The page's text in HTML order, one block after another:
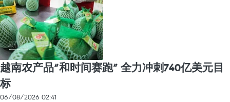
越南农产品“和时间赛跑” 全力冲刺740亿美元目
标
06/08/2026 02:41